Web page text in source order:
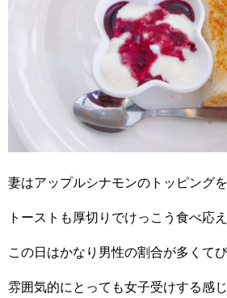
妻はアップルシナモンのトッピング
トーストも厚切りでけっこう食べ応
この日はかなり男性の割合が多くてび
雰囲気的にとっても女子受けする感